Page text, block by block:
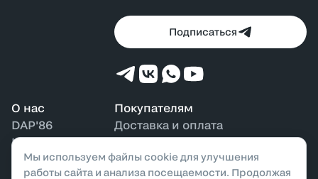
О нас
DAP'86
Контакты
Наши магазины
Покупателям
Доставка и оплата
Возврат и обмен
Бонусная программа
Подписаться
Мы используем файлы cookie для улучшения
работы сайта и анализа посещаемости. Продолжая